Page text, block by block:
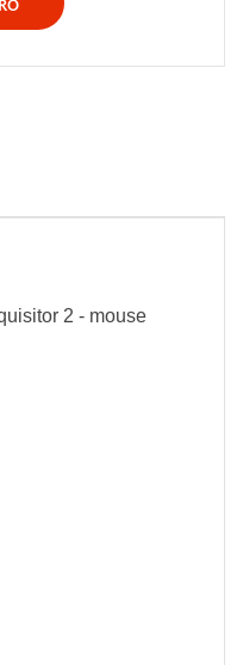
2 - mouse